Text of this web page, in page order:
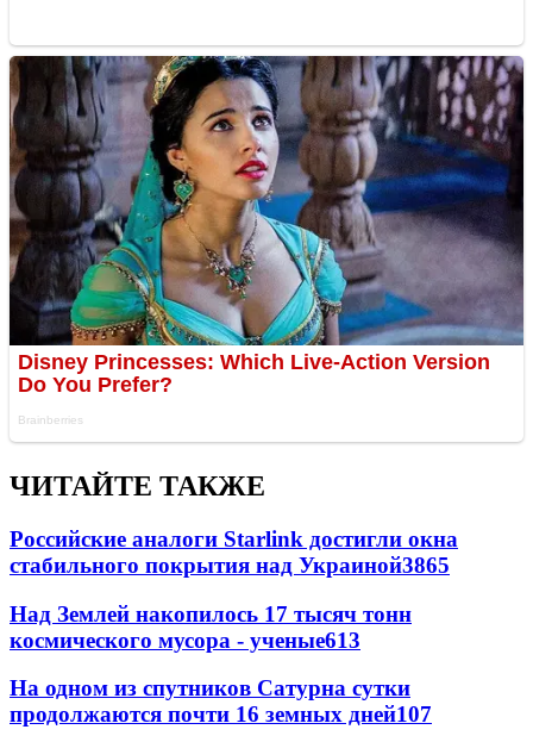
ЧИТАЙТЕ ТАКЖЕ
Российские аналоги Starlink достигли окна
стабильного покрытия над Украиной3865
Над Землей накопилось 17 тысяч тонн
космического мусора - ученые613
На одном из спутников Сатурна сутки
продолжаются почти 16 земных дней107